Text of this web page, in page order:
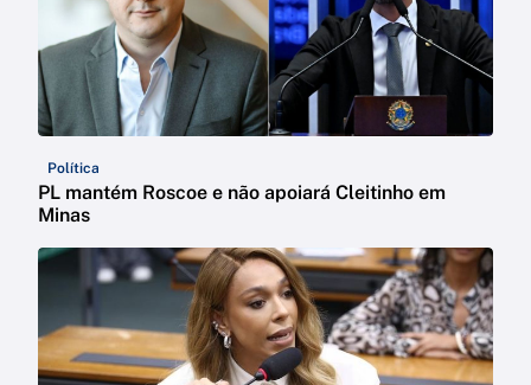
Política
PL mantém Roscoe e não apoiará Cleitinho em
Minas